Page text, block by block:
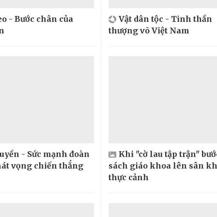
- Bước chân của
Vật dân tộc - Tinh thần
thượng võ Việt Nam
- Sức mạnh đoàn
vọng chiến thắng
Khi "cờ lau tập trận"
sách giáo khoa lên sân
thực cảnh